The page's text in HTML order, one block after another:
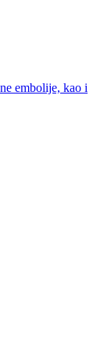
embolije, kao i